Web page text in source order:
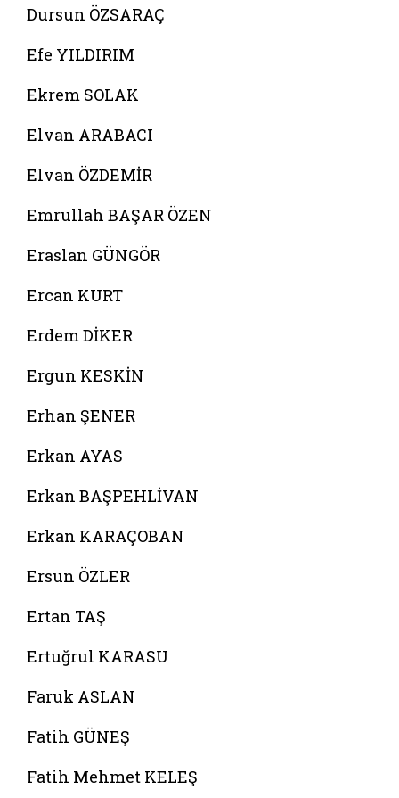
Dursun ÖZSARAÇ
Efe YILDIRIM
Ekrem SOLAK
Elvan ARABACI
Elvan ÖZDEMİR
Emrullah BAŞAR ÖZEN
Eraslan GÜNGÖR
Ercan KURT
Erdem DİKER
Ergun KESKİN
Erhan ŞENER
Erkan AYAS
Erkan BAŞPEHLİVAN
Erkan KARAÇOBAN
Ersun ÖZLER
Ertan TAŞ
Ertuğrul KARASU
Faruk ASLAN
Fatih GÜNEŞ
Fatih Mehmet KELEŞ